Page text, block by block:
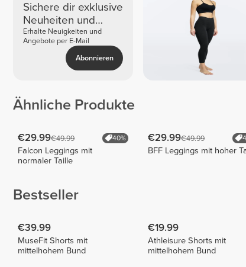
Sichere dir exklusive
Neuheiten und
Angebote
Erhalte Neuigkeiten und
Angebote per E-Mail
Abonnieren
Ähnliche Produkte
€29.99€49.99 40%
Falcon Leggings mit
normaler Taille
€29.99€49.99
BFF Leggings mit hoher
Bestseller
€39.99
MuseFit Shorts mit
mittelhohem Bund
€19.99
Athleisure Shorts mit
mittelhohem Bund